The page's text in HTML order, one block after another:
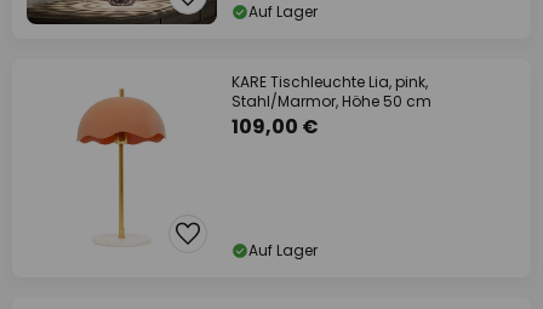
Auf Lager
KARE Tischleuchte Lia, pink,
Stahl/Marmor, Höhe 50 cm
109,00 €
Auf Lager